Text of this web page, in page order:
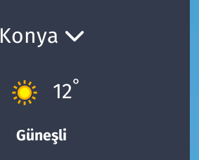
Konya
12°
Güneşli